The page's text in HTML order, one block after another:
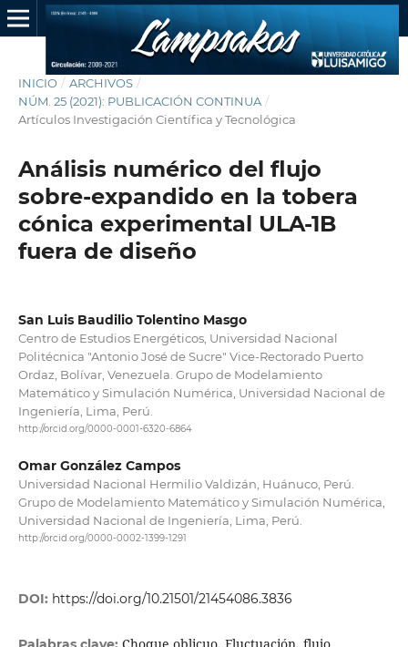
INICIO / ARCHIVOS /
NÚM. 25 (2021): PUBLICACIÓN CONTINUA /
Artículos Investigación Científica y Tecnológica
Análisis numérico del flujo
sobre-expandido en la tobera
cónica experimental ULA-1B
fuera de diseño
San Luis Baudilio Tolentino Masgo
Centro de Estudios Energéticos, Universidad Nacional
Politécnica "Antonio José de Sucre" Vice-Rectorado Puerto
Ordaz, Bolívar, Venezuela. Grupo de Modelamiento
Matemático y Simulación Numérica, Universidad Nacional de
Ingeniería, Lima, Perú.
http://orcid.org/0000-0001-6320-6864
Omar González Campos
Universidad Nacional Hermilio Valdizán, Huánuco, Perú.
Grupo de Modelamiento Matemático y Simulación Numérica,
Universidad Nacional de Ingeniería, Lima, Perú.
http://orcid.org/0000-0002-1399-1291
DOI: https://doi.org/10.21501/21454086.3836
Choque oblicuo, Fluctuación, flujo